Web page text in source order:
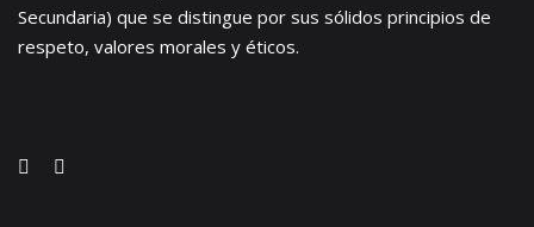
Secundaria) que se distingue por sus sólidos principios de
respeto, valores morales y éticos.